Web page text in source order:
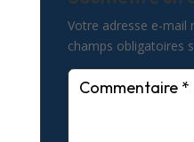
Votre adresse e-mail
champs obligatoires